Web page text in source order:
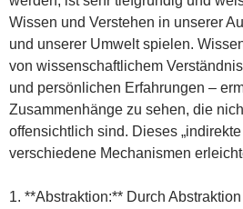
Wissen und Verstehen in unserer
und unserer Umwelt spielen.
von wissenschaftlichem
und persönlichen Erfahrungen –
Zusammenhänge zu sehen, die
offensichtlich sind. Dieses
verschiedene Mechanismen
1. **Abstraktion:** Durch